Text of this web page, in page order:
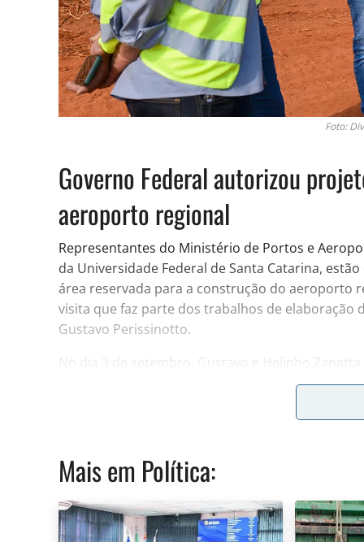
Foto:
Governo Federal autorizou
aeroporto regional
Representantes do Ministério de Portos e
da Universidade Federal de Santa Catarina,
área reservada para a construção do aeroporto
visita que faz parte dos trabalhos de
Gustavo Perissinotto.
No dia 3 de setembro, Gustavo e Helinho
assinatura da ordem de serviço para que fosse
aeroporto regional que será construído na
regional é uma demanda antiga que nunca
“Rio Claro trabalhou muito pela construção
tivemos a satisfação de participar de mais esta
o prefeito Gustavo.
Mais em Política: